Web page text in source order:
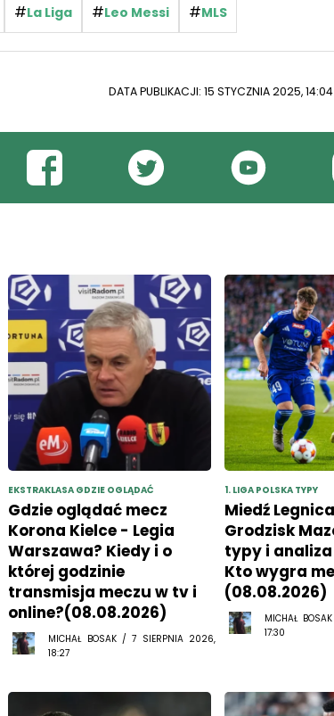
#La Liga #Leo Messi #MLS
DATA PUBLIKACJI: 15 STYCZNIA 2025, 14:04
EKSTRAKLASA GDZIE OGLĄDAĆ
Gdzie oglądać mecz
Korona Kielce - Legia
Warszawa? Kiedy i o
której godzinie
transmisja meczu w tv i
online?(08.08.2026)
MICHAŁ BOSAK / 7 SIERPNIA 2026,
18:27
1. LIGA POLSKA TYPY
Miedź
Grodzisk
typy i
Kto wygra
(08.08.2026)
MICHAŁ
17:30